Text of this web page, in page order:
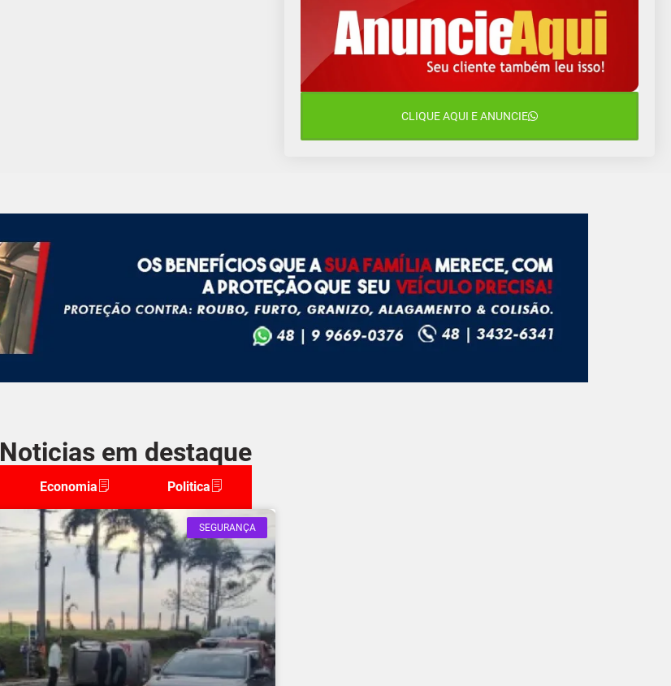
10 de agosto
Segunda-Feira
11 de agosto
15°C 9°C
CLIQUE AQUI E ANUNCIE
Noticias em destaque
Economia Politica
SEGURANÇA